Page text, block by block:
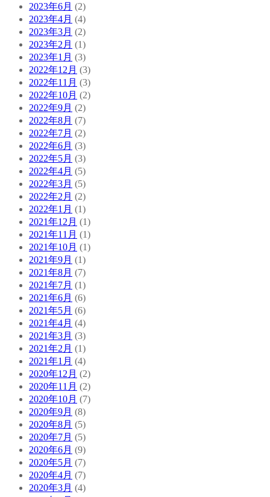
2023年6月 (2)
2023年4月 (4)
2023年3月 (2)
2023年2月 (1)
2023年1月 (3)
2022年12月 (3)
2022年11月 (3)
2022年10月 (2)
2022年9月 (2)
2022年8月 (7)
2022年7月 (2)
2022年6月 (3)
2022年5月 (3)
2022年4月 (5)
2022年3月 (5)
2022年2月 (2)
2022年1月 (1)
2021年12月 (1)
2021年11月 (1)
2021年10月 (1)
2021年9月 (1)
2021年8月 (7)
2021年7月 (1)
2021年6月 (6)
2021年5月 (6)
2021年4月 (4)
2021年3月 (3)
2021年2月 (1)
2021年1月 (4)
2020年12月 (2)
2020年11月 (2)
2020年10月 (7)
2020年9月 (8)
2020年8月 (5)
2020年7月 (5)
2020年6月 (9)
2020年5月 (7)
2020年4月 (7)
2020年3月 (4)